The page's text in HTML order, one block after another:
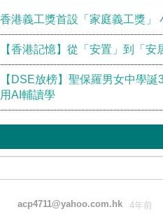
香港義工獎首設「家庭義工獎
【香港記憶】從「安置」到「
【DSE放榜】聖保羅男女中學
AI輔讀學
acp4711@yahoo.com.hk 4年前